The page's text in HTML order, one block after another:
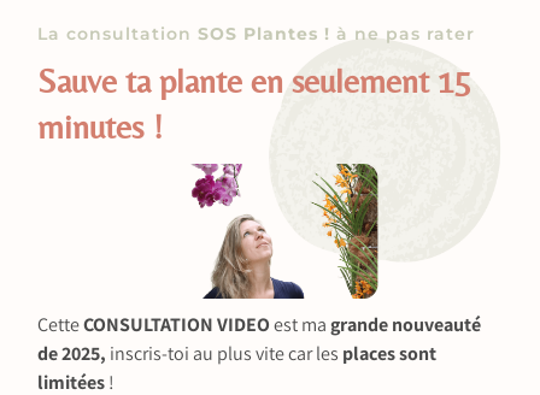
La consultation SOS Plantes ! à ne pas rater
Sauve ta plante en seulement 15
minutes !
CetteCONSULTATION VIDEOest magrande nouveauté
de 2025, inscris-toi au plus vite car les places sont
limitées!